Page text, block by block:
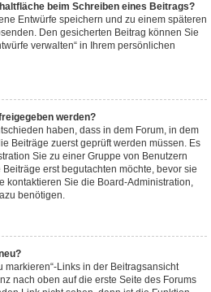
beim Schreiben eines Beitrags?
Entwürfe speichern und zu einem späteren
Den gesicherten Beitrag können Sie
verwalten“ in Ihrem persönlichen
werden?
haben, dass in dem Forum, in dem
Beiträge zuerst geprüft werden müssen. Es
Sie zu einer Gruppe von Benutzern
erst begutachten möchte, bevor sie
kontaktieren Sie die Board-Administration,
benötigen.
markieren“-Links in der Beitragsansicht
nach oben auf die erste Seite des Forums